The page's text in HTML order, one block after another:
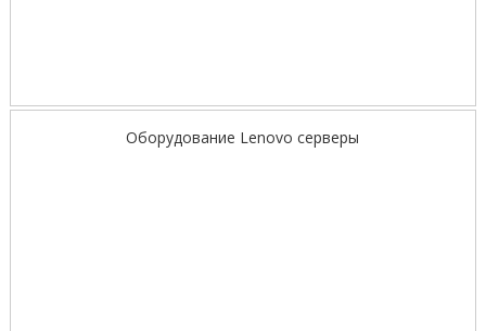
Оборудование Lenovo серверы